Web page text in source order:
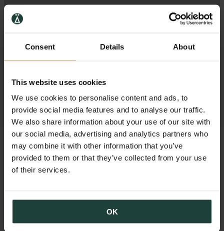
Consent Details About
This website uses cookies
We use cookies to personalise content and ads, to
provide social media features and to analyse our traffic.
We also share information about your use of our site with
our social media, advertising and analytics partners who
may combine it with other information that you’ve
provided to them or that they’ve collected from your use
of their services.
OK
Instagram